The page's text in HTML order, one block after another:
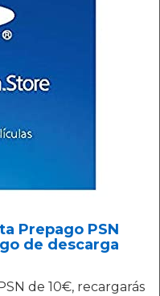
Prepago PSN
de descarga
de 10€, recargarás